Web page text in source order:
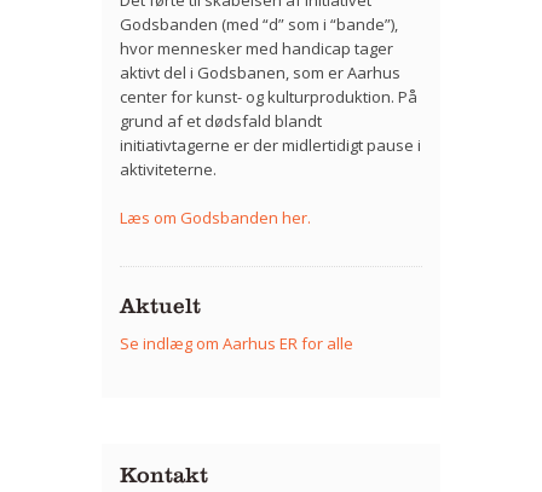
Godsbanden (med “d” som i “bande”),
hvor mennesker med handicap tager
aktivt del i Godsbanen, som er Aarhus
center for kunst- og kulturproduktion. På
grund af et dødsfald blandt
initiativtagerne er der midlertidigt pause i
aktiviteterne.
Læs om Godsbanden her.
Aktuelt
Se indlæg om Aarhus ER for alle
Kontakt